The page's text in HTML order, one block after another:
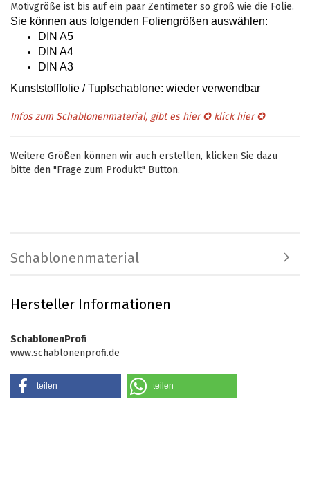
Motivgröße ist bis auf ein paar Zentimeter so groß wie die Folie.
Sie können aus folgenden Foliengrößen auswählen:
DIN A5
DIN A4
DIN A3
Kunststofffolie / Tupfschablone: wieder verwendbar
Infos zum Schablonenmaterial, gibt es hier ✪ klick hier✪
Weitere Größen können wir auch erstellen, klicken Sie dazu
bitte den "Frage zum Produkt" Button.
Schablonenmaterial
Hersteller Informationen
SchablonenProfi
www.schablonenprofi.de
teilen teilen